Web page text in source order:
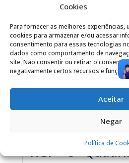
Cookies
Para fornecer as melhores
cookies para armazenar e/ou acessar
consentimento para essas tecnologias
dados como comportamento de
site. Não consentir ou retirar o
negativamente certos recursos e
Aceitar
Negar
Política de
Data do documento:
Visualizar Documento
RGF – 2°
Categoria:RELATÓRIO DE
2º
Data do documento:
Visualizar Documento
RGF – 3°